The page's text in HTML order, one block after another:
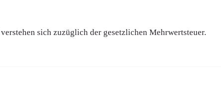
sich zuzüglich der gesetzlichen Mehrwertsteuer.